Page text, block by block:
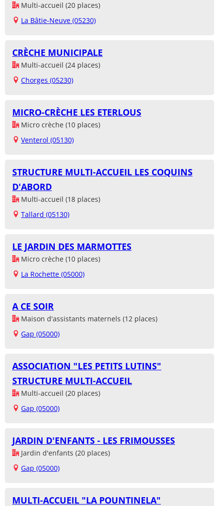
Multi-accueil (20 places)
La Bâtie-Neuve (05230)
CRÈCHE MUNICIPALE
Multi-accueil (24 places)
Chorges (05230)
MICRO-CRÈCHE LES ETERLOUS
Micro crèche (10 places)
Venterol (05130)
STRUCTURE MULTI-ACCUEIL LES COQUINS
D'ABORD
Multi-accueil (18 places)
Tallard (05130)
LE JARDIN DES MARMOTTES
Micro crèche (10 places)
La Rochette (05000)
A CE SOIR
Maison d'assistants maternels (12 places)
Gap (05000)
ASSOCIATION "LES PETITS LUTINS"
STRUCTURE MULTI-ACCUEIL
Multi-accueil (20 places)
Gap (05000)
JARDIN D'ENFANTS - LES FRIMOUSSES
Jardin d'enfants (20 places)
Gap (05000)
MULTI-ACCUEIL "LA POUNTINELA"